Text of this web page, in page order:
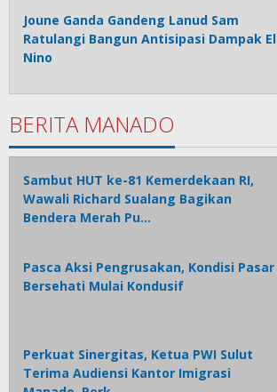
Joune Ganda Gandeng Lanud Sam
Ratulangi Bangun Antisipasi Dampak El
Nino
BERITA MANADO
Sambut HUT ke-81 Kemerdekaan RI,
Wawali Richard Sualang Bagikan
Bendera Merah Pu…
Pasca Aksi Pengrusakan, Kondisi Pasar
Bersehati Mulai Kondusif
Perkuat Sinergitas, Ketua PWI Sulut
Terima Audiensi Kantor Imigrasi